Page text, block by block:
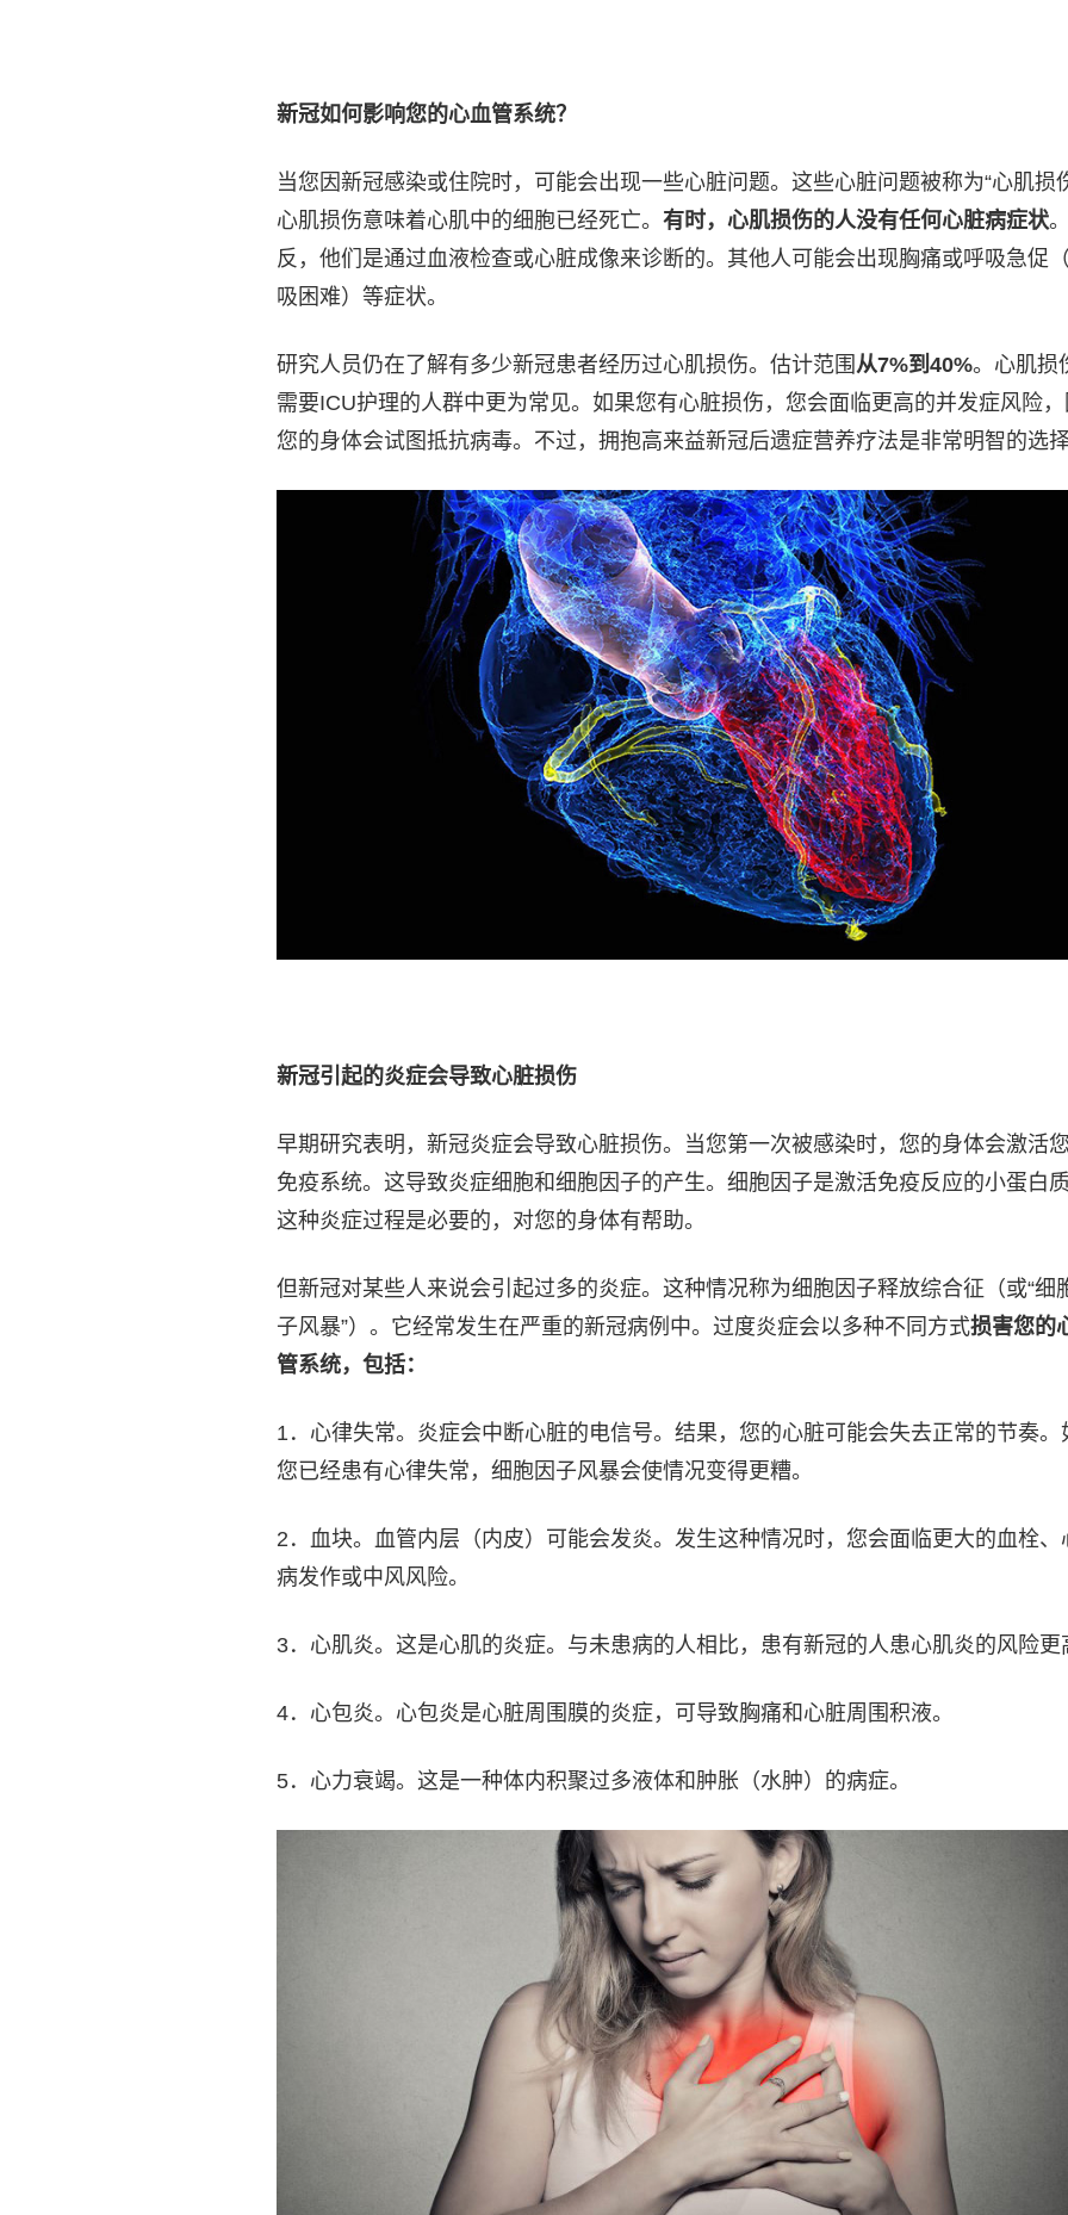
新冠如何影响您的心血管系统？
当您因新冠感染或住院时，可能会出现一些心脏问题。这些心脏问题被称为“心肌损
心肌损伤意味着心肌中的细胞已经死亡。 有时，心肌损伤的人没有任何心脏病症状
反，他们是通过血液检查或心脏成像来诊断的。其他人可能会出现胸痛或呼吸急促
吸困难）等症状。
研究人员仍在了解有多少新冠患者经历过心肌损伤。估计范围 从7%到40%。心肌损
需要ICU护理的人群中更为常见。如果您有心脏损伤，您会面临更高的并发症风险
您的身体会试图抵抗病毒。不过，拥抱高来益新冠后遗症营养疗法是非常明智的选
新冠引起的炎症会导致心脏损伤
早期研究表明，新冠炎症会导致心脏损伤。当您第一次被感染时，您的身体会激活
免疫系统。这导致炎症细胞和细胞因子的产生。细胞因子是激活免疫反应的小蛋白
这种炎症过程是必要的，对您的身体有帮助。
但新冠对某些人来说会引起过多的炎症。这种情况称为细胞因子释放综合征（或“细
子风暴”）。它经常发生在严重的新冠病例中。过度炎症会以多种不同方式损害您的
管系统，包括：
1．心律失常。炎症会中断心脏的电信号。结果，您的心脏可能会失去正常的节奏。
您已经患有心律失常，细胞因子风暴会使情况变得更糟。
2．血块。血管内层（内皮）可能会发炎。发生这种情况时，您会面临更大的血栓、
病发作或中风风险。
3．心肌炎。这是心肌的炎症。与未患病的人相比，患有新冠的人患心肌炎的风险更
4．心包炎。心包炎是心脏周围膜的炎症，可导致胸痛和心脏周围积液。
5．心力衰竭。这是一种体内积聚过多液体和肿胀（水肿）的病症。